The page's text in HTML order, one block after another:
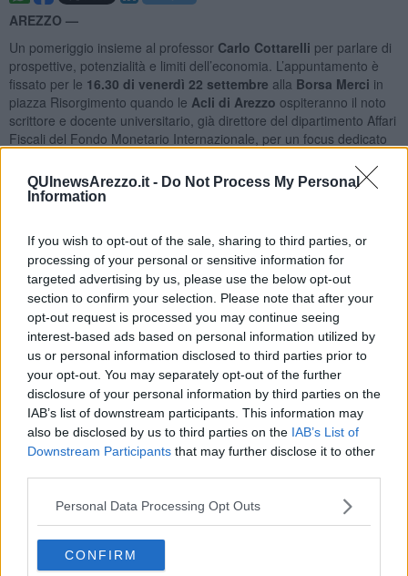
QUInewsArezzo.it - Do Not Process My Personal
Information
If you wish to opt-out of the sale, sharing to third parties, or
processing of your personal or sensitive information for
targeted advertising by us, please use the below opt-out
section to confirm your selection. Please note that after your
opt-out request is processed you may continue seeing
interest-based ads based on personal information utilized by
us or personal information disclosed to third parties prior to
your opt-out. You may separately opt-out of the further
disclosure of your personal information by third parties on the
IAB’s list of downstream participants. This information may
also be disclosed by us to third parties on the IAB’s List of
Downstream Participants that may further disclose it to other
Personal Data Processing Opt Outs
CONFIRM
AREZZO —
Un pomeriggio insieme al professor Carlo Cottarelli per parlare di
prospettive, potenzialità e limiti dell’economia. L’appuntamento è
fissato per le 16.30 di venerdì 22 settembre alla Borsa Merci in
piazza Risorgimento quando le Acli di Arezzo ospiteranno il noto
scrittore e docente universitario, già direttore del dipartimento Affari
Fiscali del Fondo Monetario Internazionale, per un focus dedicato
all’interno degli attuali scenari internazionali. Questa iniziativa di
informazione e approfondimento, aperta alla libera partecipazione
sostegno della Camera di Commercio di Arezzo-Siena e con i
patrocini di Comune e Provincia di Arezzo.
L’incontro, moderato da Stefano Tenti(imprenditore e presidente
dell’associazione Tra Tevere e Arno), troverà il proprio cuore nelle
parole di Cottarelli che proporrà un’analisi del sistema economico
italiano in stretta correlazione con il sistema politico, con il sistema
produttivo e con il sistema pensionistico, andando ad approfondire
aspetti di stretta attualità e ad analizzare le principali problematiche
per lo sviluppo del Paese.
L’intervento fornirà una fotografia di opportunità e criticità
dell’economia tra diverse tematiche che, trattate anche nel suo
ultimo libro “Chimere. Sogni e fallimenti dell’economia”,
spaziano tra tassazione, evasione fiscale, burocrazia,
globalizzazione e riforme. Il livello nazionale degli argomenti